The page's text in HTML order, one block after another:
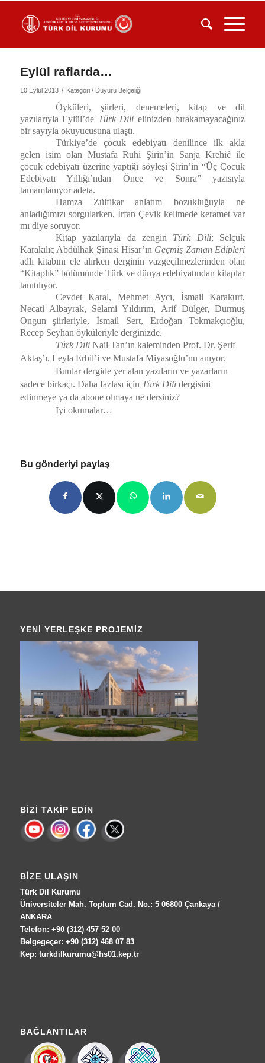
Eylül raflarda…
10 Eylül 2013 / Kategori / Duyuru Belgeliği
Öyküleri, şiirleri, denemeleri, kitap ve dil
yazılarıyla Eylül’de Türk Dili elinizden bırakamayacağınız
bir sayıyla okuyucusuna ulaştı.
Türkiye’de çocuk edebiyatı denilince ilk akla
gelen isim olan Mustafa Ruhi Şirin’in Sanja Krehić ile
çocuk edebiyatı üzerine yaptığı söyleşi Şirin’in “Üç Çocuk
Edebiyatı Yıllığı’ndan Önce ve Sonra” yazısıyla
tamamlanıyor adeta.
Hamza Zülfikar anlatım bozukluğuyla ne
anladığımızı sorgularken, İrfan Çevik kelimede keramet var
mı diye soruyor.
Kitap yazılarıyla da zengin Türk Dili; Selçuk
Karakılıç Abdülhak Şinasi Hisar’ın Geçmiş Zaman Edipleri
adlı kitabını ele alırken derginin vazgeçilmezlerinden olan
“Kitaplık” bölümünde Türk ve dünya edebiyatından kitaplar
tanıtılıyor.
Cevdet Karal, Mehmet Aycı, İsmail Karakurt,
Necati Albayrak, Selami Yıldırım, Arif Dülger, Durmuş
Ongun şiirleriyle, İsmail Sert, Erdoğan Tokmakçıoğlu,
Recep Seyhan öyküleriyle derginizde.
Türk DiliNail Tan’ın kaleminden Prof. Dr. Şerif
Aktaş’ı, Leyla Erbil’i ve Mustafa Miyasoğlu’nu anıyor.
Bunlar dergide yer alan yazıların ve yazarların
sadece birkaçı. Daha fazlası için Türk Dilidergisini
edinmeye ya da abone olmaya ne dersiniz?
İyi okumalar…
Bu gönderiyi paylaş
YENI YERLEŞKE PROJEMIZ
BIZI TAKIP EDIN
BIZE ULAŞIN
Türk Dil Kurumu
Üniversiteler Mah. Toplum Cad. No.: 5 06800 Çankaya /
ANKARA
Telefon: +90 (312) 457 52 00
Belgegeçer: +90 (312) 468 07 83
Kep: turkdilkurumu@hs01.kep.tr
BAĞLANTILAR